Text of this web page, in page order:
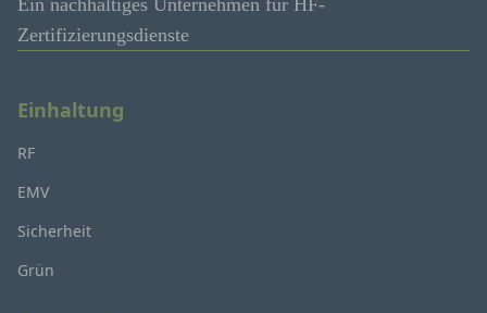
Ein nachhaltiges Unternehmen für HF-
Zertifizierungsdienste
Einhaltung
RF
EMV
Sicherheit
Grün